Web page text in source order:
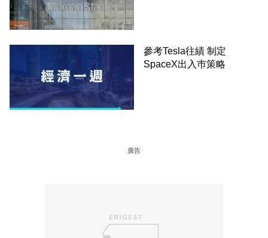
參考Tesla往績 制定
SpaceX出入巿策略
廣告